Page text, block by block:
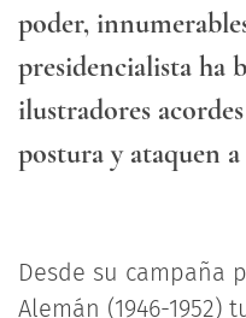
poder,
presidencialista ha
ilustradores
postura y ataquen
Desde su campaña
Alemán (1946-1952)